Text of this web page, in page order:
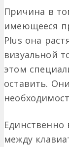
Причина в
имеющееся
Plus она
визуальной
этом
оставить.
Единственно
между